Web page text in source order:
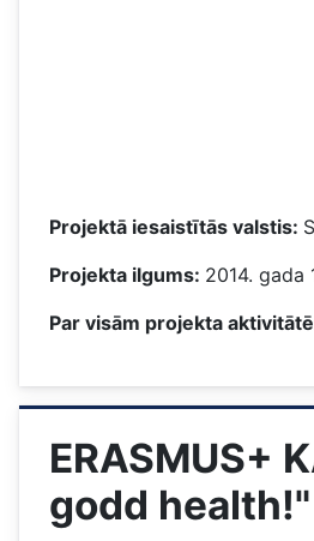
Projektā iesaistītās valstis:
Projekta ilgums: 2014. gada
Par visām projekta
ERASMUS+
godd health!"